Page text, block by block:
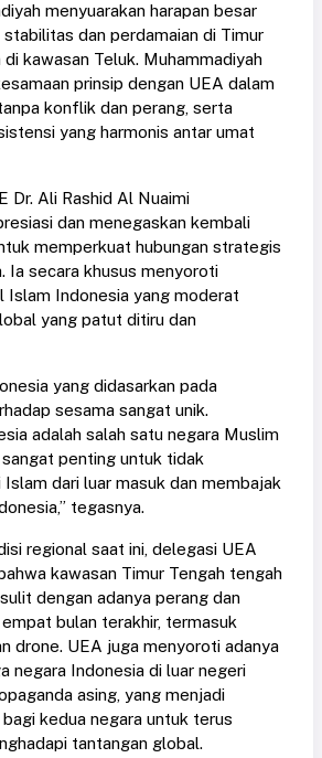
menyuarakan harapan besar
dan perdamaian di Timur
kawasan Teluk. Muhammadiyah
prinsip dengan UEA dalam
konflik dan perang, serta
yang harmonis antar umat
Dr. Ali Rashid Al Nuaimi
dan menegaskan kembali
memperkuat hubungan strategis
Ia secara khusus menyoroti
Islam Indonesia yang moderat
yang patut ditiru dan
yang didasarkan pada
sesama sangat unik.
adalah salah satu negara Muslim
penting untuk tidak
dari luar masuk dan membajak
tegasnya.
regional saat ini, delegasi UEA
kawasan Timur Tengah tengah
dengan adanya perang dan
bulan terakhir, termasuk
drone. UEA juga menyoroti adanya
negara Indonesia di luar negeri
asing, yang menjadi
kedua negara untuk terus
tantangan global.